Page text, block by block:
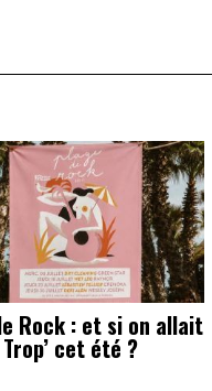
Rock : et si on allait
cet été ?